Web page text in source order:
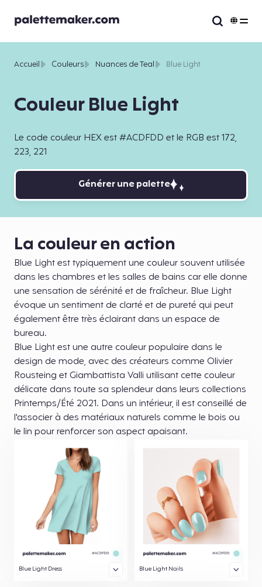
Couleur Blue Light
Le code couleur HEX est #ACDFDD et le RGB est 172,
223, 221
Accueil Couleurs Nuances de Teal Blue Light
Générer une palette
La couleur en action
Blue Light est typiquement une couleur souvent utilisée
dans les chambres et les salles de bains car elle donne
une sensation de sérénité et de fraîcheur. Blue Light
évoque un sentiment de clarté et de pureté qui peut
également être très éclairant dans un espace de
bureau.
Blue Light est une autre couleur populaire dans le
design de mode, avec des créateurs comme Olivier
Rousteing et Giambattista Valli utilisant cette couleur
délicate dans toute sa splendeur dans leurs collections
Printemps/Été 2021. Dans un intérieur, il est conseillé de
l'associer à des matériaux naturels comme le bois ou
le lin pour renforcer son aspect apaisant.
Blue Light Dress Blue Light Nails